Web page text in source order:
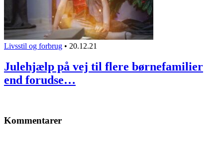
Livsstil og forbrug • 20.12.21
Julehjælp på vej til flere børnefamilier
end forudse…
Kommentarer